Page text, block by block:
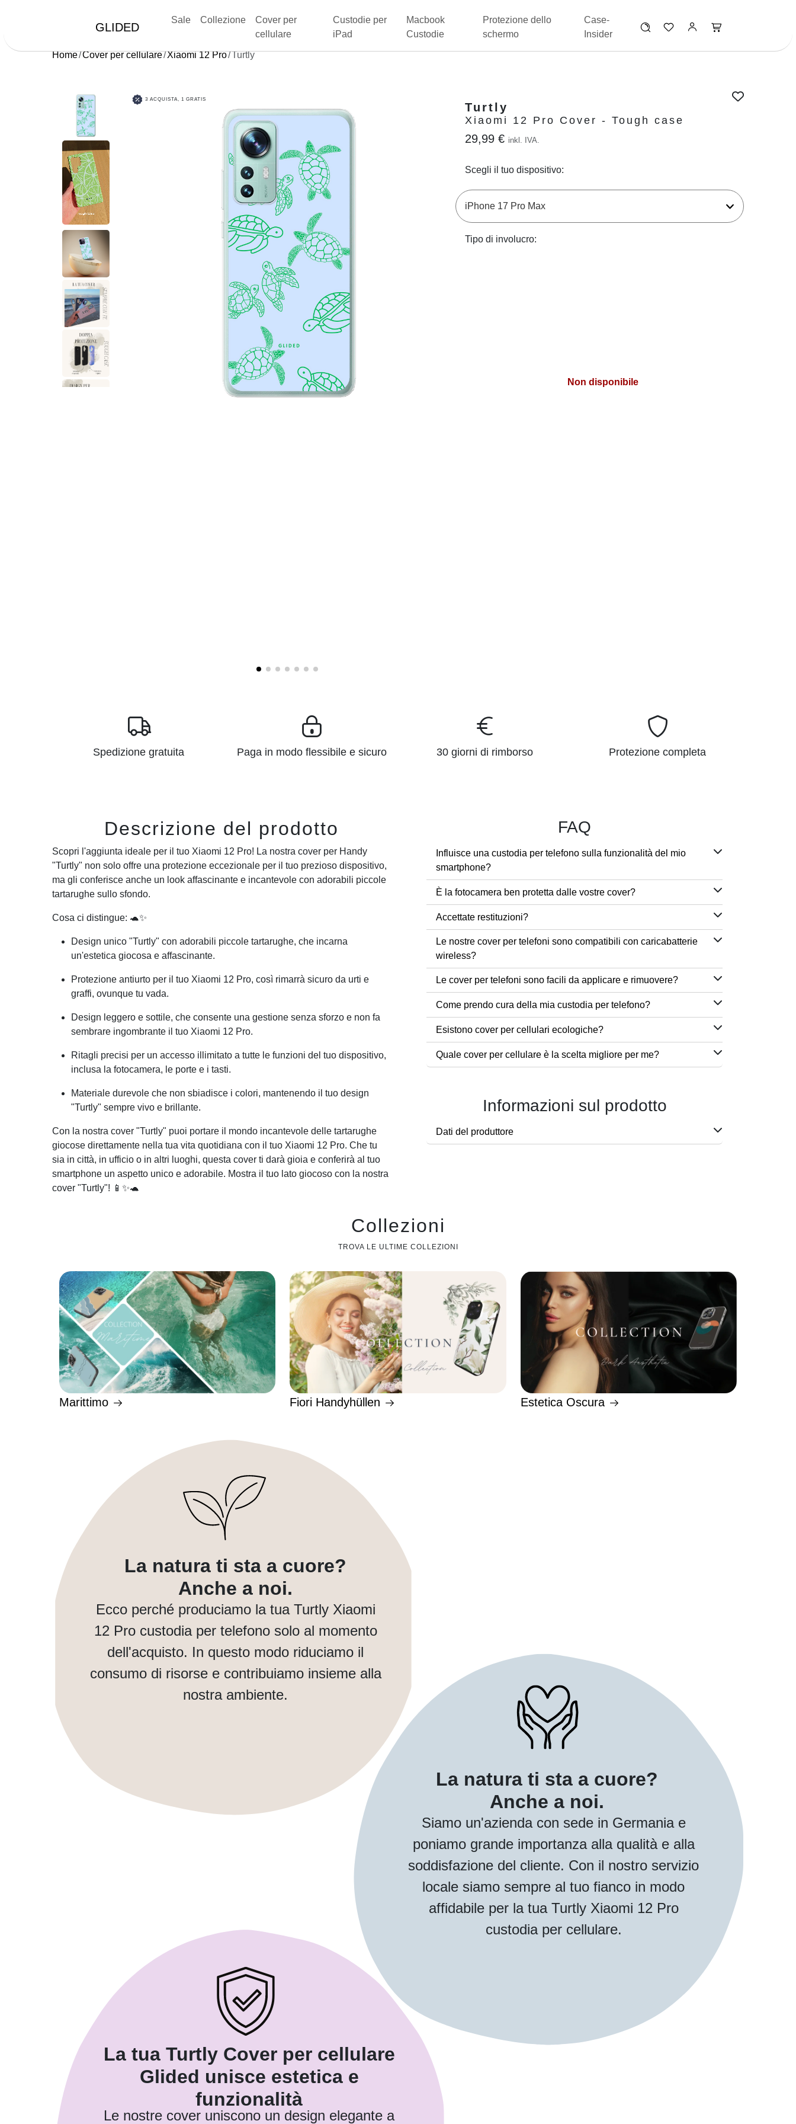
GLIDED
Sale Collezione
Cover per
cellulare
Custodie per
iPad
Macbook
Custodie
Protezione dello
schermo
Case-
Insider
Home Cover per cellulare Xiaomi 12 Pro Turtly
3 ACQUISTA, 1 GRATIS
Turtly
Xiaomi 12 Pro Cover - Tough case
29,99 € inkl. IVA.
Scegli il tuo dispositivo:
Tipo di involucro:
Non disponibile
Spedizione gratuita Paga in modo flessibile e sicuro 30 giorni di rimborso Protezione completa
Descrizione del prodotto
Scopri l'aggiunta ideale per il tuo Xiaomi 12 Pro! La nostra cover per Handy
"Turtly" non solo offre una protezione eccezionale per il tuo prezioso dispositivo,
ma gli conferisce anche un look affascinante e incantevole con adorabili piccole
tartarughe sullo sfondo.
Cosa ci distingue: 🐢✨
Design unico "Turtly" con adorabili piccole tartarughe, che incarna
un'estetica giocosa e affascinante.
Protezione antiurto per il tuo Xiaomi 12 Pro, così rimarrà sicuro da urti e
graffi, ovunque tu vada.
Design leggero e sottile, che consente una gestione senza sforzo e non fa
sembrare ingombrante il tuo Xiaomi 12 Pro.
Ritagli precisi per un accesso illimitato a tutte le funzioni del tuo dispositivo,
inclusa la fotocamera, le porte e i tasti.
Materiale durevole che non sbiadisce i colori, mantenendo il tuo design
"Turtly" sempre vivo e brillante.
Con la nostra cover "Turtly" puoi portare il mondo incantevole delle tartarughe
giocose direttamente nella tua vita quotidiana con il tuo Xiaomi 12 Pro. Che tu
sia in città, in ufficio o in altri luoghi, questa cover ti darà gioia e conferirà al tuo
smartphone un aspetto unico e adorabile. Mostra il tuo lato giocoso con la nostra
cover "Turtly"! 📱✨🐢
FAQ
Influisce una custodia per telefono sulla funzionalità del mio
smartphone?
È la fotocamera ben protetta dalle vostre cover?
Accettate restituzioni?
Le nostre cover per telefoni sono compatibili con caricabatterie
wireless?
Le cover per telefoni sono facili da applicare e rimuovere?
Come prendo cura della mia custodia per telefono?
Esistono cover per cellulari ecologiche?
Quale cover per cellulare è la scelta migliore per me?
Informazioni sul prodotto
Dati del produttore
Collezioni
TROVA LE ULTIME COLLEZIONI
Marittimo Fiori Handyhüllen Estetica Oscura
La natura ti sta a cuore?
Anche a noi.
Ecco perché produciamo la tua Turtly Xiaomi
12 Pro custodia per telefono solo al momento
dell'acquisto. In questo modo riduciamo il
consumo di risorse e contribuiamo insieme alla
nostra ambiente.
La natura ti sta a cuore?
Anche a noi.
Siamo un'azienda con sede in Germania e
poniamo grande importanza alla qualità e alla
soddisfazione del cliente. Con il nostro servizio
locale siamo sempre al tuo fianco in modo
affidabile per la tua Turtly Xiaomi 12 Pro
custodia per cellulare.
La tua Turtly Cover per cellulare
Glided unisce estetica e
funzionalità
Le nostre cover uniscono un design elegante a